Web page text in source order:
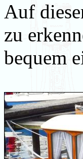
Auf
zu
bequem